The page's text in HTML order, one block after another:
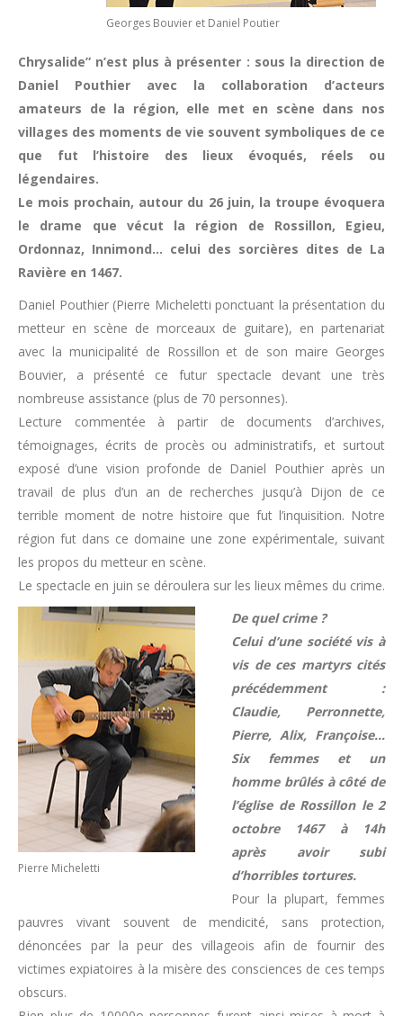
Georges Bouvier et Daniel Poutier
Chrysalide” n’est plus à présenter : sous la direction de
Daniel Pouthier avec la collaboration d’acteurs
amateurs de la région, elle met en scène dans nos
villages des moments de vie souvent symboliques de ce
que fut l’histoire des lieux évoqués, réels ou
légendaires.
Le mois prochain, autour du 26 juin, la troupe évoquera
le drame que vécut la région de Rossillon, Egieu,
Ordonnaz, Innimond… celui des sorcières dites de La
Ravière en 1467.
Daniel Pouthier (Pierre Micheletti ponctuant la présentation du
metteur en scène de morceaux de guitare), en partenariat
avec la municipalité de Rossillon et de son maire Georges
Bouvier, a présenté ce futur spectacle devant une très
nombreuse assistance (plus de 70 personnes).
Lecture commentée à partir de documents d’archives,
témoignages, écrits de procès ou administratifs, et surtout
exposé d’une vision profonde de Daniel Pouthier après un
travail de plus d’un an de recherches jusqu’à Dijon de ce
terrible moment de notre histoire que fut l’inquisition. Notre
région fut dans ce domaine une zone expérimentale, suivant
les propos du metteur en scène.
Le spectacle en juin se déroulera sur les lieux mêmes du crime.
Pierre Micheletti
De quel crime ?
Celui d’une société vis à
vis de ces martyrs cités
précédemment :
Claudie, Perronnette,
Pierre, Alix, Françoise…
Six femmes et un
homme brûlés à côté de
l’église de Rossillon le 2
octobre 1467 à 14h
après avoir subi
d’horribles tortures.
Pour la plupart, femmes
pauvres vivant souvent de mendicité, sans protection,
dénoncées par la peur des villageois afin de fournir des
victimes expiatoires à la misère des consciences de ces temps
obscurs.